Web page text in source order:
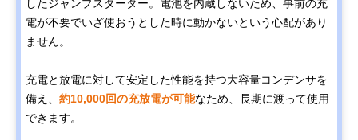
したジャンプスターター。電池を内蔵しないため、事前の充
電が不要でいざ使おうとした時に動かないという心配があり
ません。
充電と放電に対して安定した性能を持つ大容量コンデンサを
備え、 約10,000回の充放電が可能なため、長期に渡って使用
できます。